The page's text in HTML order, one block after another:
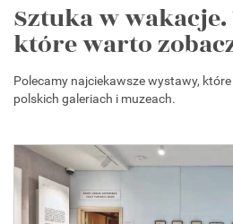
Sztuka w
które warto
Polecamy najciekawsze wystawy,
polskich galeriach i muzeach.